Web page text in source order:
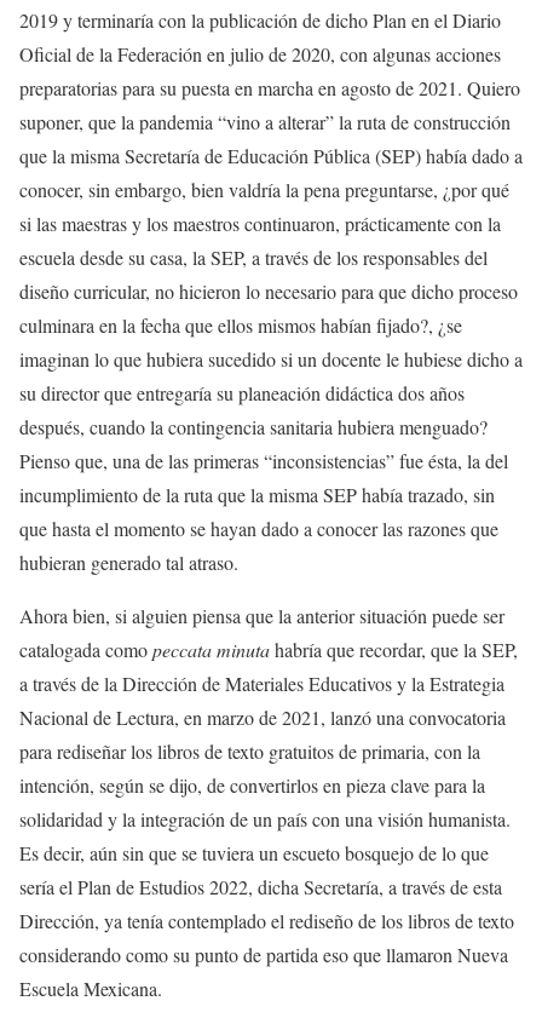
2019 y terminaría con la publicación de dicho Plan en el Diario
Oficial de la Federación en julio de 2020, con algunas acciones
preparatorias para su puesta en marcha en agosto de 2021. Quiero
suponer, que la pandemia “vino a alterar” la ruta de construcción
que la misma Secretaría de Educación Pública (SEP) había dado a
conocer, sin embargo, bien valdría la pena preguntarse, ¿por qué
si las maestras y los maestros continuaron, prácticamente con la
escuela desde su casa, la SEP, a través de los responsables del
diseño curricular, no hicieron lo necesario para que dicho proceso
culminara en la fecha que ellos mismos habían fijado?, ¿se
imaginan lo que hubiera sucedido si un docente le hubiese dicho a
su director que entregaría su planeación didáctica dos años
después, cuando la contingencia sanitaria hubiera menguado?
Pienso que, una de las primeras “inconsistencias” fue ésta, la del
incumplimiento de la ruta que la misma SEP había trazado, sin
que hasta el momento se hayan dado a conocer las razones que
hubieran generado tal atraso.
Ahora bien, si alguien piensa que la anterior situación puede ser
catalogada comopeccata minutahabría que recordar, que la SEP,
a través de la Dirección de Materiales Educativos y la Estrategia
Nacional de Lectura, en marzo de 2021, lanzó una convocatoria
para rediseñar los libros de texto gratuitos de primaria, con la
intención, según se dijo, de convertirlos en pieza clave para la
solidaridad y la integración de un país con una visión humanista.
Es decir, aún sin que se tuviera un escueto bosquejo de lo que
sería el Plan de Estudios 2022, dicha Secretaría, a través de esta
Dirección, ya tenía contemplado el rediseño de los libros de texto
considerando como su punto de partida eso que llamaron Nueva
Escuela Mexicana.